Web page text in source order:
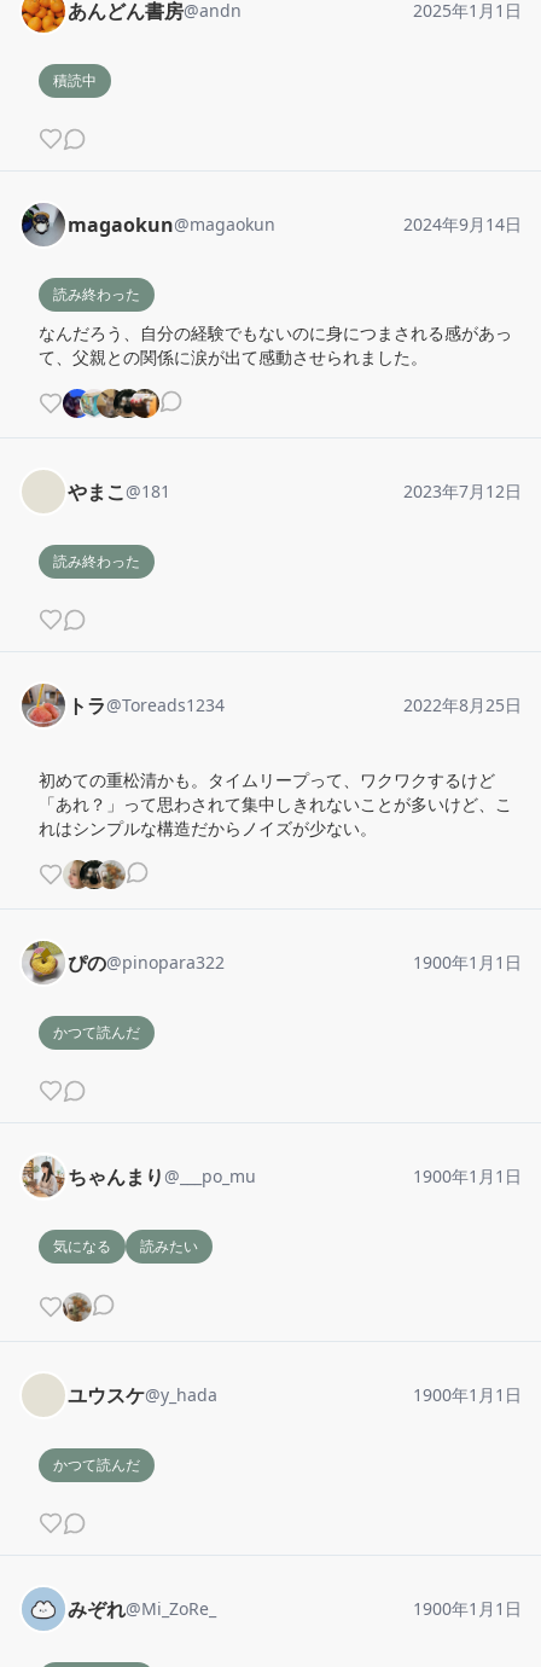
あんどん書房@andn 2025年1月1日
積読中
magaokun@magaokun 2024年9月14日
読み終わった
なんだろう、自分の経験でもないのに身につまされる感があっ
て、父親との関係に涙が出て感動させられました。
やまこ@181 2023年7月12日
読み終わった
トラ@Toreads1234 2022年8月25日
初めての重松清かも。タイムリープって、ワクワクするけど
「あれ？」って思わされて集中しきれないことが多いけど、こ
れはシンプルな構造だからノイズが少ない。
ぴの@pinopara322 1900年1月1日
かつて読んだ
ちゃんまり @ ___po_mu 1900年1月1日
気になる 読みたい
ユウスケ@y_hada 1900年1月1日
かつて読んだ
みぞれ@Mi_ZoRe_ 1900年1月1日